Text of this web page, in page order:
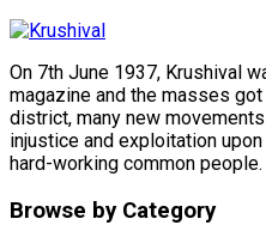
On 7th June 1937, Krushival
magazine and the masses
district, many new
injustice and exploitation
hard-working common people.
Browse by Category